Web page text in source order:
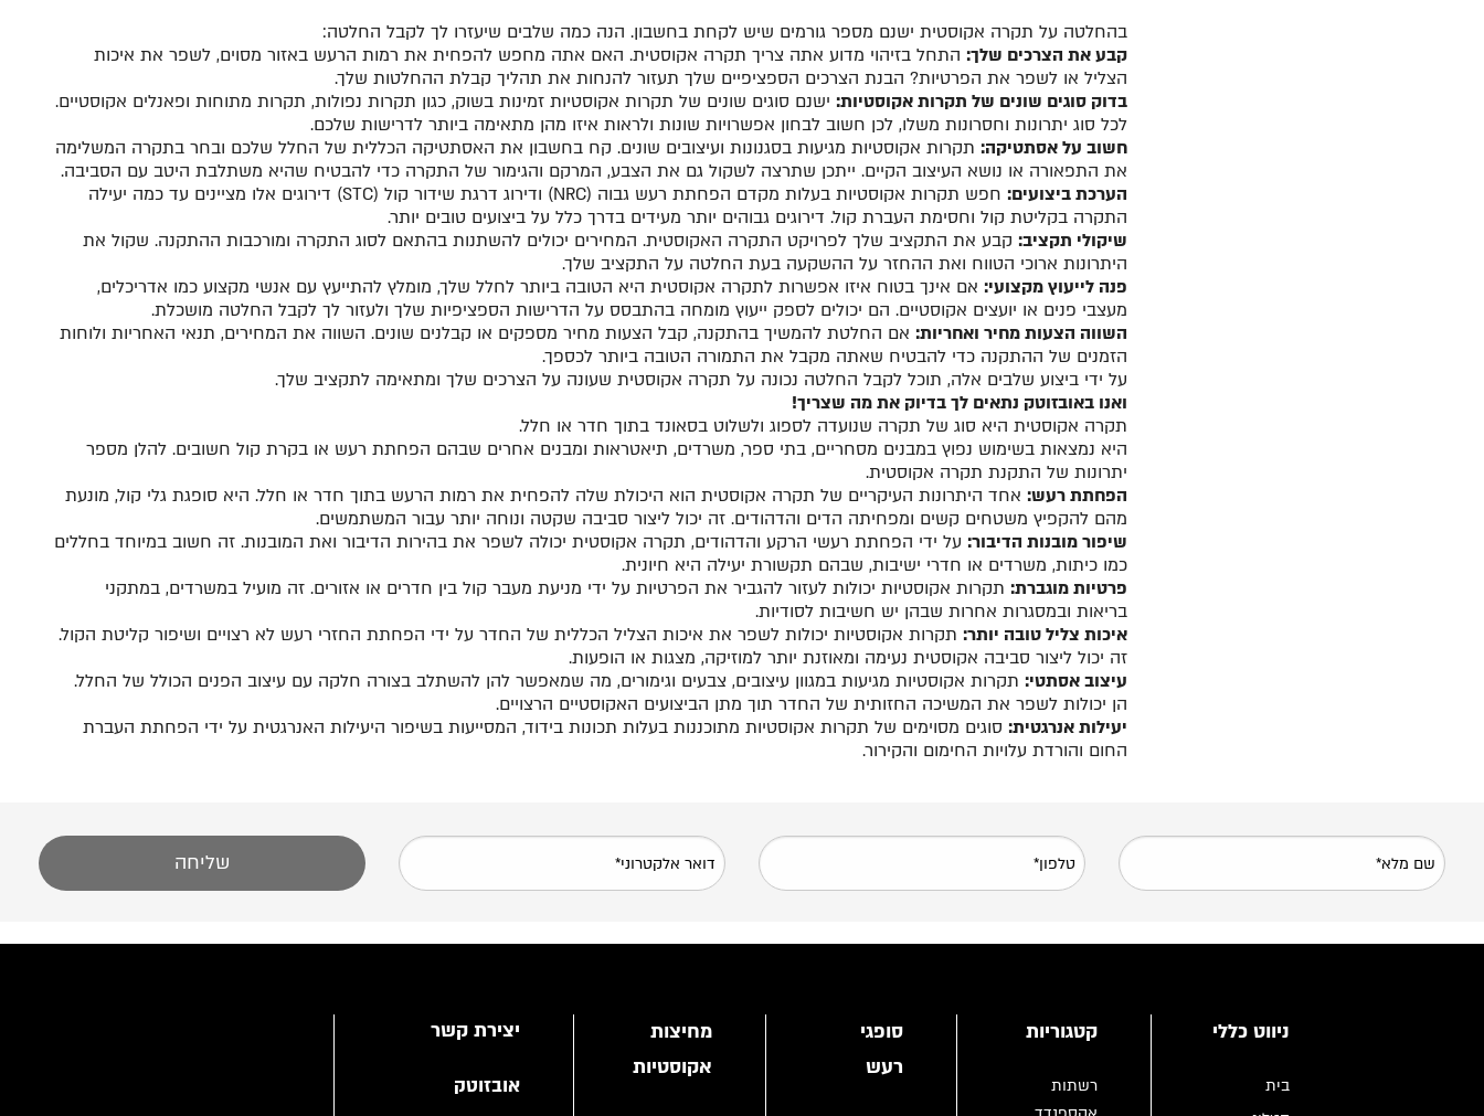
בהחלטה על תקרה אקוסטית ישנם מספר גורמים שיש לקחת בחשבון. הנה כמה שלבים שיעזרו לך לקבל החלטה:
קבע את הצרכים שלך: התחל בזיהוי מדוע אתה צריך תקרה אקוסטית. האם אתה מחפש להפחית את רמות הרעש באזור מסוים, לשפר את איכות
הצליל או לשפר את הפרטיות? הבנת הצרכים הספציפיים שלך תעזור להנחות את תהליך קבלת ההחלטות שלך.
בדוק סוגים שונים של תקרות אקוסטיות: ישנם סוגים שונים של תקרות אקוסטיות זמינות בשוק, כגון תקרות נפולות, תקרות מתוחות ופאנלים אקוסטיים.
לכל סוג יתרונות וחסרונות משלו, לכן חשוב לבחון אפשרויות שונות ולראות איזו מהן מתאימה ביותר לדרישות שלכם.
חשוב על אסתטיקה: תקרות אקוסטיות מגיעות בסגנונות ועיצובים שונים. קח בחשבון את האסתטיקה הכללית של החלל שלכם ובחר בתקרה המשלימה
את התפאורה או נושא העיצוב הקיים. ייתכן שתרצה לשקול גם את הצבע, המרקם והגימור של התקרה כדי להבטיח שהיא משתלבת היטב עם הסביבה.
הערכת ביצועים: חפש תקרות אקוסטיות בעלות מקדם הפחתת רעש גבוה (NRC) ודירוג דרגת שידור קול (STC)
דירוגים אלו מציינים עד כמה יעילה
התקרה בקליטת קול וחסימת העברת קול. דירוגים גבוהים יותר מעידים בדרך כלל על ביצועים טובים יותר.
שיקולי תקציב: קבע את התקציב שלך לפרויקט התקרה האקוסטית. המחירים יכולים להשתנות בהתאם לסוג התקרה ומורכבות ההתקנה. שקול את
היתרונות ארוכי הטווח ואת ההחזר על ההשקעה בעת החלטה על התקציב שלך.
פנה לייעוץ מקצועי: אם אינך בטוח איזו אפשרות לתקרה אקוסטית היא הטובה ביותר לחלל שלך, מומלץ להתייעץ עם אנשי מקצוע כמו אדריכלים,
מעצבי פנים או יועצים אקוסטיים. הם יכולים לספק ייעוץ מומחה בהתבסס על הדרישות הספציפיות שלך ולעזור לך לקבל החלטה מושכלת.
השווה הצעות מחיר ואחריות: אם החלטת להמשיך בהתקנה, קבל הצעות מחיר מספקים או קבלנים שונים. השווה את המחירים, תנאי האחריות ולוחות
הזמנים של ההתקנה כדי להבטיח שאתה מקבל את התמורה הטובה ביותר לכספך.
על ידי ביצוע שלבים אלה, תוכל לקבל החלטה נכונה על תקרה אקוסטית שעונה על הצרכים שלך ומתאימה לתקציב שלך.
ואנו באובזוטק נתאים לך בדיוק את מה שצריך!
תקרה אקוסטית היא סוג של תקרה שנועדה לספוג ולשלוט בסאונד בתוך חדר או חלל.
היא נמצאות בשימוש נפוץ במבנים מסחריים, בתי ספר, משרדים, תיאטראות ומבנים אחרים שבהם הפחתת רעש או בקרת קול חשובים. להלן מספר
יתרונות של התקנת תקרה אקוסטית.
הפחתת רעש: אחד היתרונות העיקריים של תקרה אקוסטית הוא היכולת שלה להפחית את רמות הרעש בתוך חדר או חלל. היא סופגת גלי קול, מונעת
מהם להקפיץ משטחים קשים ומפחיתה הדים והדהודים. זה יכול ליצור סביבה שקטה ונוחה יותר עבור המשתמשים.
שיפור מובנות הדיבור: על ידי הפחתת רעשי הרקע והדהודים, תקרה אקוסטית יכולה לשפר את בהירות הדיבור ואת המובנות. זה חשוב במיוחד בחללים
כמו כיתות, משרדים או חדרי ישיבות, שבהם תקשורת יעילה היא חיונית.
פרטיות מוגברת: תקרות אקוסטיות יכולות לעזור להגביר את הפרטיות על ידי מניעת מעבר קול בין חדרים או אזורים. זה מועיל במשרדים, במתקני
בריאות ובמסגרות אחרות שבהן יש חשיבות לסודיות.
איכות צליל טובה יותר: תקרות אקוסטיות יכולות לשפר את איכות הצליל הכללית של החדר על ידי הפחתת החזרי רעש לא רצויים ושיפור קליטת הקול.
זה יכול ליצור סביבה אקוסטית נעימה ומאוזנת יותר למוזיקה, מצגות או הופעות.
עיצוב אסתטי: תקרות אקוסטיות מגיעות במגוון עיצובים, צבעים וגימורים, מה שמאפשר להן להשתלב בצורה חלקה עם עיצוב הפנים הכולל של החלל.
הן יכולות לשפר את המשיכה החזותית של החדר תוך מתן הביצועים האקוסטיים הרצויים.
יעילות אנרגטית: סוגים מסוימים של תקרות אקוסטיות מתוכננות בעלות תכונות בידוד, המסייעות בשיפור היעילות האנרגטית על ידי הפחתת העברת
החום והורדת עלויות החימום והקירור.
ניווט כללי
בית
קטגוריות
רשתות
סופגי
רעש
מחיצות
אקוסטיות
יצירת קשר
אובזוטק